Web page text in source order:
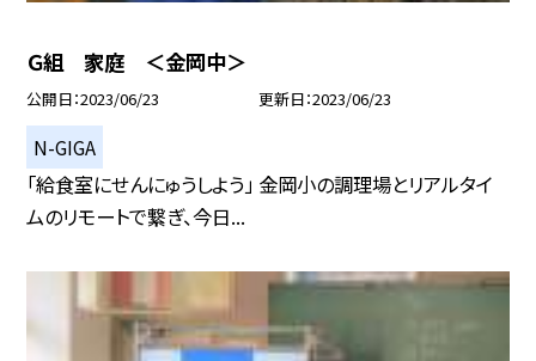
Ｇ組 家庭 ＜金岡中＞
公開日 2023/06/23 更新日 2023/06/23
N-GIGA
「給食室にせんにゅうしよう」 金岡小の調理場とリアルタイ
ムのリモートで繋ぎ、今日...